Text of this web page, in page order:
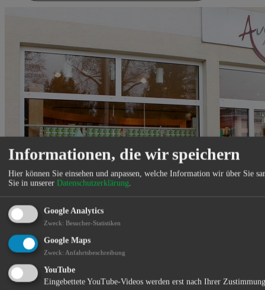
Standort:
Informationen, die wir speichern
Hier können Sie einsehen und anpassen, welche Information wir über Sie
Sie in unserer Datenschutzerklärung.
Google Analytics
Zweck: Besucher-Statistiken
Google Maps
Zweck: Anfahrtsbeschreibung
YouTube
Eingebettete YouTube-Videos werden erst nach Ihrer